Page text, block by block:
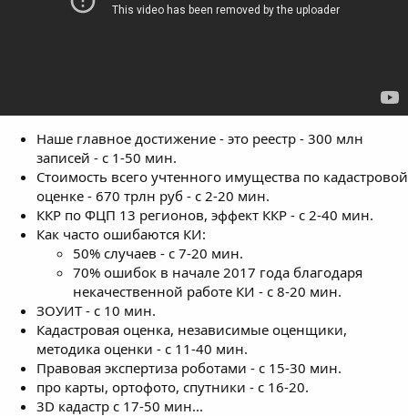
Наше главное достижение - это реестр - 300 млн
записей - c 1-50 мин.
Стоимость всего учтенного имущества по кадастровой
оценке - 670 трлн руб - с 2-20 мин.
ККР по ФЦП 13 регионов, эффект ККР - с 2-40 мин.
Как часто ошибаются КИ:
50% случаев - с 7-20 мин.
70% ошибок в начале 2017 года благодаря
некачественной работе КИ - с 8-20 мин.
ЗОУИТ - с 10 мин.
Кадастровая оценка, независимые оценщики,
методика оценки - с 11-40 мин.
Правовая экспертиза роботами - с 15-30 мин.
про карты, ортофото, спутники - с 16-20.
3D кадастр с 17-50 мин...